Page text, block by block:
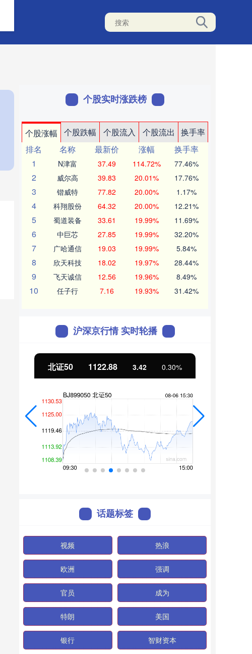
个股实时涨跌榜
个股涨幅 个股跌幅 个股流入 个股流出
换手率
排名
名称 最新价 涨幅
换手率
1
N津富 37.49 114.72% 77.46%
2 威尔高 39.83 20.01% 17.76%
3 锴威特 77.82 20.00% 1.17%
4 科翔股份 64.32 20.00% 12.21%
5 蜀道装备 33.61 19.99% 11.69%
6 中巨芯 27.85 19.99% 32.20%
7 广哈通信 19.03 19.99% 5.84%
8 欣天科技 18.02 19.97% 28.44%
9 飞天诚信 12.56 19.96% 8.49%
10 任子行 7.16 19.93% 31.42%
沪深京行情 实时轮播
北证50 1122.88 3.42 0.30%
话题标签
视频 热浪
欧洲 强调
官员 成为
特朗 美国
银行 智财资本